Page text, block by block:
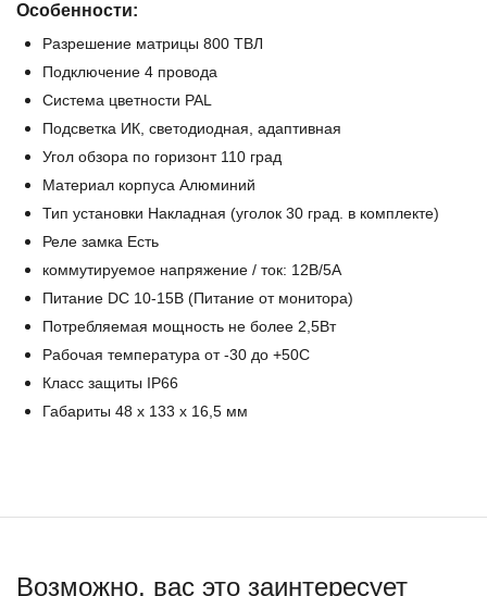
Особенности:
Разрешение матрицы 800 ТВЛ
Подключение 4 провода
Система цветности PAL
Подсветка ИК, светодиодная, адаптивная
Угол обзора по горизонт 110 град
Материал корпуса Алюминий
Тип установки Накладная (уголок 30 град. в комплекте)
Реле замка Есть
коммутируемое напряжение / ток: 12В/5А
Питание DC 10-15В (Питание от монитора)
Потребляемая мощность не более 2,5Вт
Рабочая температура от -30 до +50С
Класс защиты IP66
Габариты 48 x 133 x 16,5 мм
Возможно, вас это заинтересует